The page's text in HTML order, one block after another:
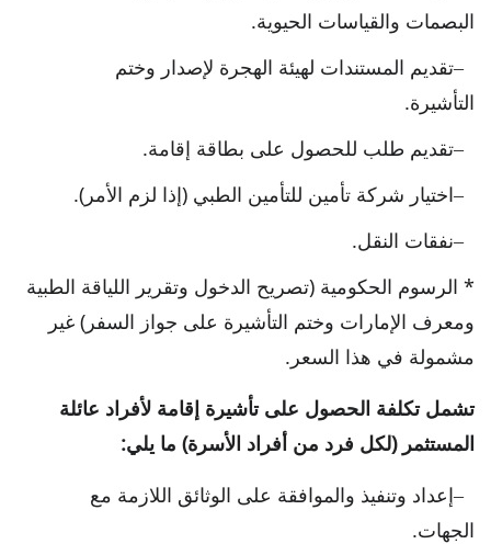
البصمات والقياسات الحيوية.
تقديم المستندات لهيئة الهجرة لإصدار وختم
التأشيرة.
تقديم طلب للحصول على بطاقة إقامة.
اختيار شركة تأمين للتأمين الطبي (إذا لزم الأمر).
نفقات النقل.
* الرسوم الحكومية (تصريح الدخول وتقرير اللياقة الطبية
ومعرف الإمارات وختم التأشيرة على جواز السفر) غير
مشمولة في هذا السعر.
تشمل تكلفة الحصول على تأشيرة إقامة لأفراد عائلة
المستثمر (لكل فرد من أفراد الأسرة) ما يلي:
إعداد وتنفيذ والموافقة على الوثائق اللازمة مع
الجهات.